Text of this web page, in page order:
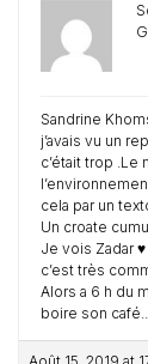
Sandrine
j’avais vu un
c’était trop .Le
cela par un
Un croate
Je vois Zadar
c’est très
Alors a 6 h du
boire son café..